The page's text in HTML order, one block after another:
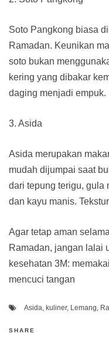
Soto Pangkong biasa
Ramadan. Keunikan
soto bukan
kering yang dibakar
daging menjadi empuk.
3. Asida
Asida merupakan
mudah dijumpai saat
dari tepung terigu, gula
dan kayu manis.
Agar tetap aman
Ramadan, jangan lalai
kesehatan 3M:
mencuci tangan
Asida, kuliner, Lemang,
SHARE